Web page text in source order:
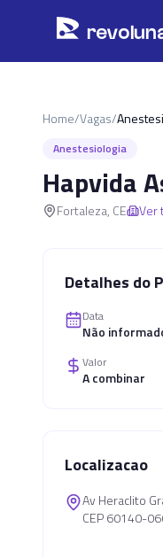
rev
Home/Vagas/
Anestesiologia
Hapvida
Fortaleza, CE Ver
Detalhes do
Data
Não
Valor
A combinar
Localizacao
Av Heraclito
CEP 60140-